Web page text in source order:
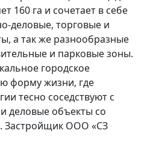
160 га и сочетает в себе
деловые, торговые и
а так же разнообразные
и парковые зоны.
городское
форму жизни, где
тесно соседствуют с
деловые объекты со
Застройщик ООО «СЗ